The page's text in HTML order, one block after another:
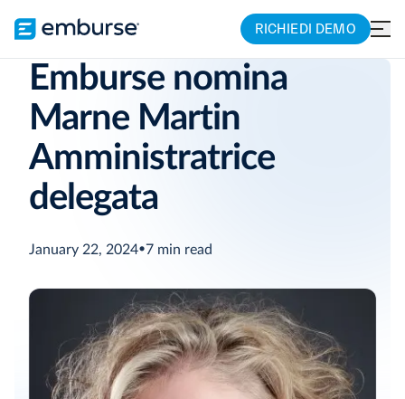
RICHIEDI DEMO
Emburse nomina
Marne Martin
Amministratrice
delegata
January 22, 2024•7 min read